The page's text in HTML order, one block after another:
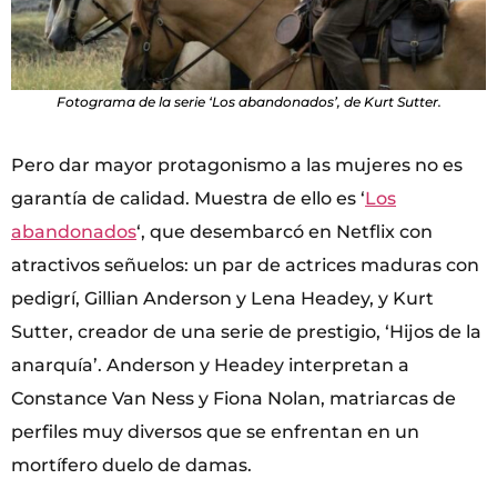
Fotograma de la serie ‘Los abandonados’, de Kurt Sutter.
Pero dar mayor protagonismo a las mujeres no es
garantía de calidad. Muestra de ello es ‘Los
abandonados‘, que desembarcó en Netflix con
atractivos señuelos: un par de actrices maduras con
pedigrí, Gillian Anderson y Lena Headey, y Kurt
Sutter, creador de una serie de prestigio, ‘Hijos de la
anarquía’. Anderson y Headey interpretan a
Constance Van Ness y Fiona Nolan, matriarcas de
perfiles muy diversos que se enfrentan en un
mortífero duelo de damas.